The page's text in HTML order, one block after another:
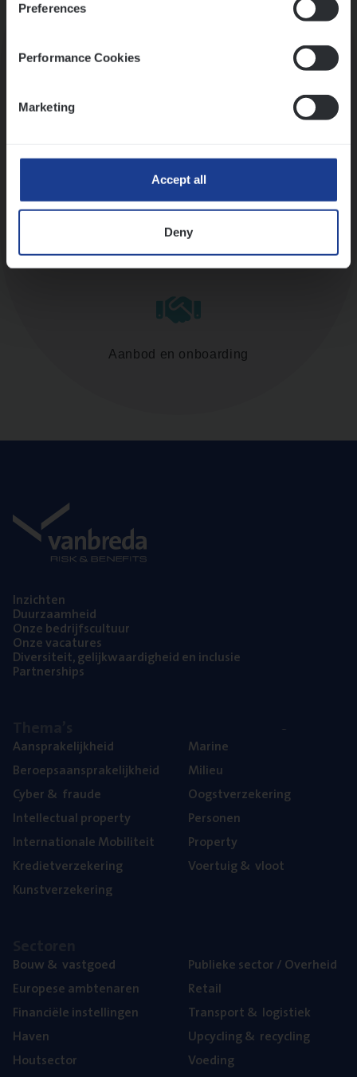
Preferences
Performance Cookies
Marketing
Accept all
Deny
Diepte-interview met leidinggevende
Aanbod en onboarding
Inzich­ten
Duur­zaam­heid
Onze bedrijfs­cul­tuur
Onze vaca­tu­res
Diver­si­teit, gelijk­waar­dig­heid en inclusie
Part­ner­ships
Aan­spra­ke­lijk­heid
Beroeps­aan­spra­ke­lijk­heid
Cyber& fraude
Intel­lec­tu­al property
Inter­na­ti­o­na­le Mobiliteit
Kre­diet­ver­ze­ke­ring
Kunst­ver­ze­ke­ring
Mari­ne
Mili­eu
Oogst­ver­ze­ke­ring
Per­so­nen
Pro­per­ty
Voer­tuig& vloot
Bouw& vastgoed
Euro­pe­se ambtenaren
Finan­ci­ë­le instellingen
Haven
Hout­sec­tor
Publie­ke sec­tor / Overheid
Retail
Trans­port& logistiek
Upcy­cling& recycling
Voe­ding